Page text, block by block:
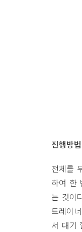
진행방법
전체를
하여 한
는 것이
트레이
서 대기